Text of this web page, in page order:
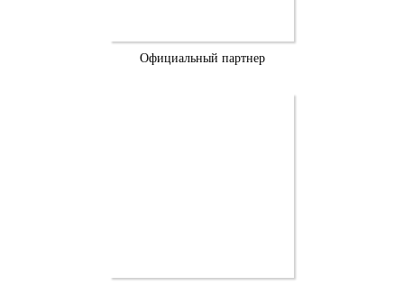
Официальный партнер